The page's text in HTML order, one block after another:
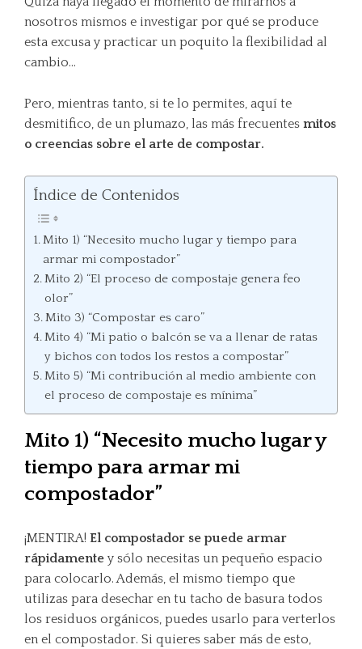
nosotros mismos e investigar por qué se produce
esta excusa y practicar un poquito la flexibilidad al
cambio…
Pero, mientras tanto, si te lo permites, aquí te
desmitifico, de un plumazo, las más frecuentes mitos
o creencias sobre el arte de compostar.
Índice de Contenidos
Mito 1) “Necesito mucho lugar y tiempo para
armar mi compostador”
Mito 2) “El proceso de compostaje genera feo
olor”
Mito 3) “Compostar es caro”
Mito 4) “Mi patio o balcón se va a llenar de ratas
y bichos con todos los restos a compostar”
Mito 5) “Mi contribución al medio ambiente con
el proceso de compostaje es mínima”
Mito 1) “Necesito mucho lugar y
tiempo para armar mi
compostador”
¡MENTIRA! El compostador se puede armar
rápidamente y sólo necesitas un pequeño espacio
para colocarlo. Además, el mismo tiempo que
utilizas para desechar en tu tacho de basura todos
los residuos orgánicos, puedes usarlo para verterlos
en el compostador. Si quieres saber más de esto,